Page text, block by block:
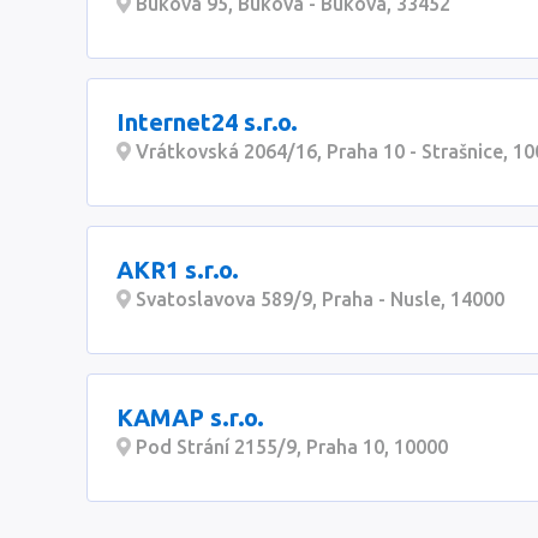
Internet24 s.r.o.
Vrátkovská 2064/16, Praha 10 - Strašnice,
AKR1 s.r.o.
Svatoslavova 589/9, Praha - Nusle, 14000
KAMAP s.r.o.
Pod Strání 2155/9, Praha 10, 10000